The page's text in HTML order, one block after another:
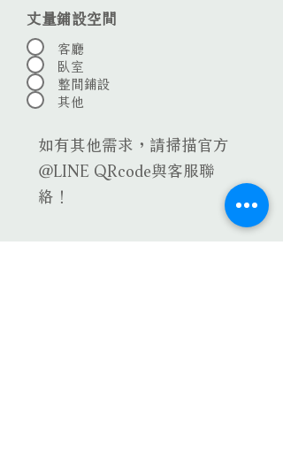
丈量鋪設空間
客廳
臥室
整間鋪設
其他
如有其他需求，請掃描官方
@LINE QRcode與客服聯
絡！